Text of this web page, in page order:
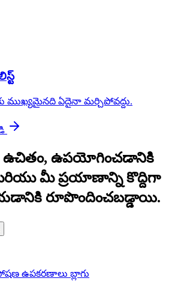
ముఖ్యమైనది ఏదైనా మర్చిపోవద్దు.
ఉచితం, ఉపయోగించడానికి
మీ ప్రయాణాన్ని కొద్దిగా
రూపొందించబడ్డాయి.
ఉపకరణాలు బ్లాగు